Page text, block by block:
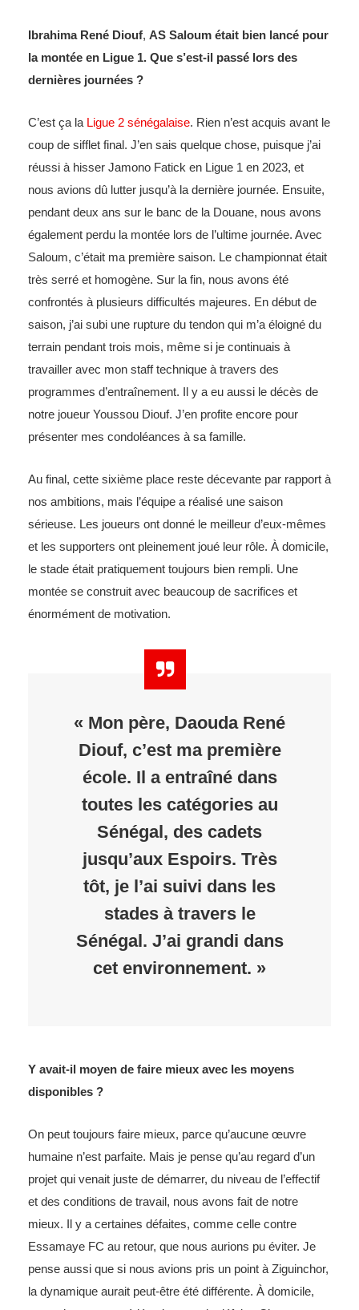
Ibrahima René Diouf, AS Saloum était bien lancé pour
la montée en Ligue 1. Que s’est-il passé lors des
dernières journées ?
C’est ça la Ligue 2 sénégalaise. Rien n’est acquis avant le
coup de sifflet final. J’en sais quelque chose, puisque j’ai
réussi à hisser Jamono Fatick en Ligue 1 en 2023, et
nous avions dû lutter jusqu’à la dernière journée. Ensuite,
pendant deux ans sur le banc de la Douane, nous avons
également perdu la montée lors de l’ultime journée. Avec
Saloum, c’était ma première saison. Le championnat était
très serré et homogène. Sur la fin, nous avons été
confrontés à plusieurs difficultés majeures. En début de
saison, j’ai subi une rupture du tendon qui m’a éloigné du
terrain pendant trois mois, même si je continuais à
travailler avec mon staff technique à travers des
programmes d’entraînement. Il y a eu aussi le décès de
notre joueur Youssou Diouf. J’en profite encore pour
présenter mes condoléances à sa famille.
Au final, cette sixième place reste décevante par rapport à
nos ambitions, mais l’équipe a réalisé une saison
sérieuse. Les joueurs ont donné le meilleur d’eux-mêmes
et les supporters ont pleinement joué leur rôle. À domicile,
le stade était pratiquement toujours bien rempli. Une
montée se construit avec beaucoup de sacrifices et
énormément de motivation.
« Mon père, Daouda René
Diouf, c’est ma première
école. Il a entraîné dans
toutes les catégories au
Sénégal, des cadets
jusqu’aux Espoirs. Très
tôt, je l’ai suivi dans les
stades à travers le
Sénégal. J’ai grandi dans
cet environnement. »
Y avait-il moyen de faire mieux avec les moyens
disponibles ?
On peut toujours faire mieux, parce qu’aucune œuvre
humaine n’est parfaite. Mais je pense qu’au regard d’un
projet qui venait juste de démarrer, du niveau de l’effectif
et des conditions de travail, nous avons fait de notre
mieux. Il y a certaines défaites, comme celle contre
Essamaye FC au retour, que nous aurions pu éviter. Je
pense aussi que si nous avions pris un point à Ziguinchor,
la dynamique aurait peut-être été différente. À domicile,